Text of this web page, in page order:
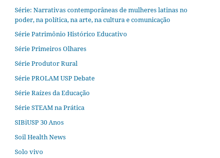
Série: Narrativas contemporâneas de mulheres latinas no
poder, na política, na arte, na cultura e comunicação
Série Patrimônio Histórico Educativo
Série Primeiros Olhares
Série Produtor Rural
Série PROLAM USP Debate
Série Raízes da Educação
Série STEAM na Prática
SIBiUSP 30 Anos
Soil Health News
Solo vivo